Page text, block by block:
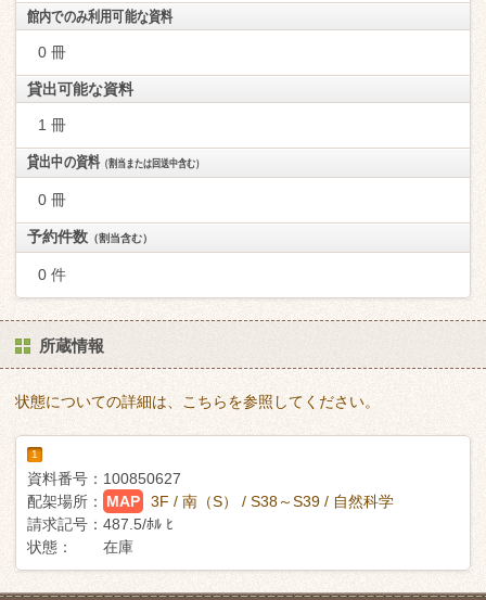
館内でのみ利用可能な資料
0 冊
貸出可能な資料
1 冊
貸出中の資料（割当または回送中含む）
0 冊
予約件数 （割当含む）
0 件
所蔵情報
状態についての詳細は、こちらを参照してください。
1
資料番号： 100850627
配架場所：
MAP
3F / 南（S） / S38～S39 / 自然科学
請求記号： 487.5/ﾎﾙ ﾋ
状態：
在庫